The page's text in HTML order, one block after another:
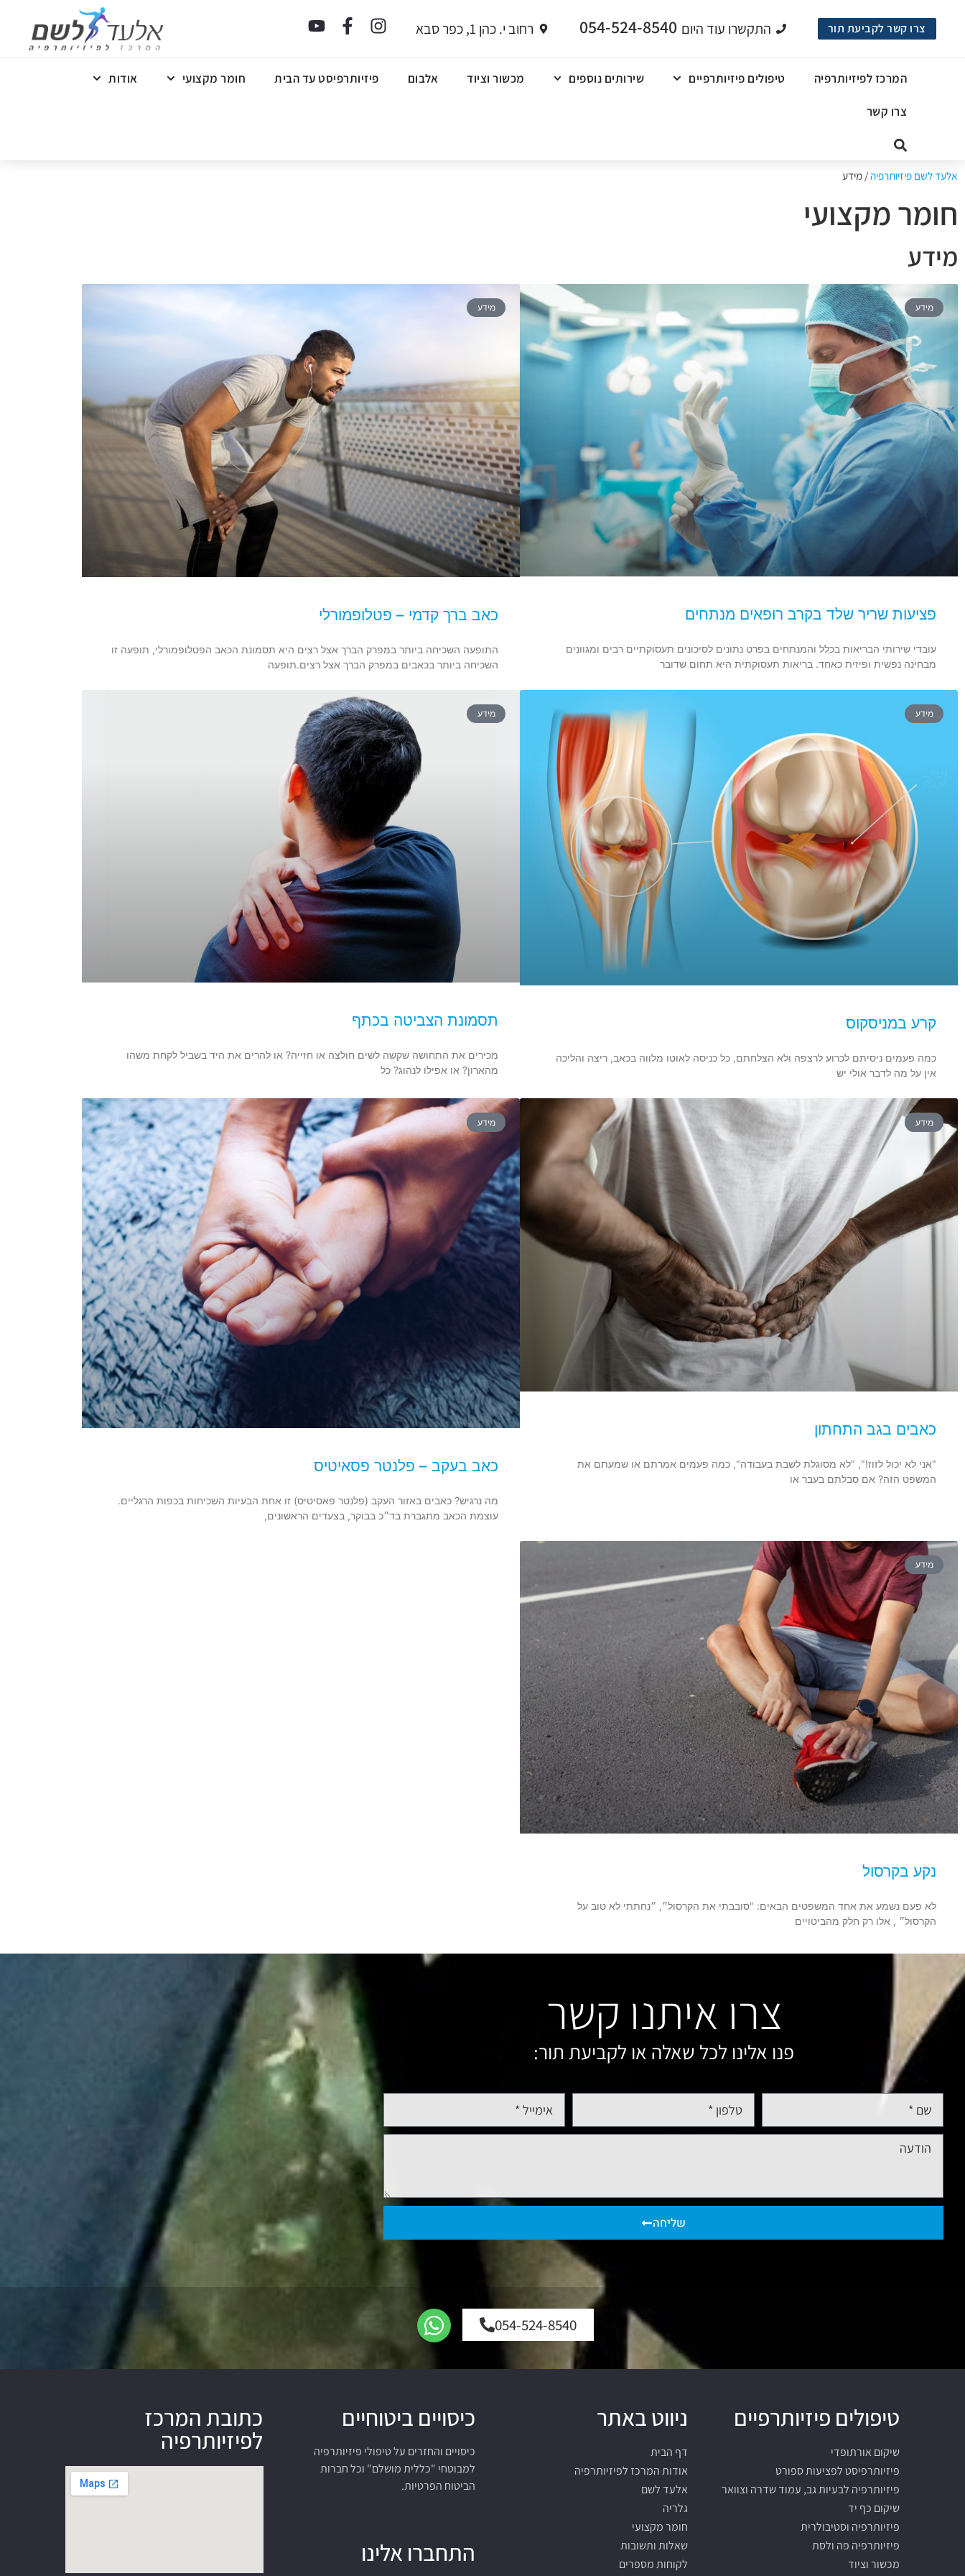
צרו קשר לקביעת תור התקשרו עוד היום 054-524-8540 רחוב י. כהן 1, כפר סבא
המרכז לפיזיותרפיה טיפולים פיזיותרפיים שירותים נוספים מכשור וציוד אלבום פיזיותרפיסט עד הבית חומר מקצועי אודות
צרו קשר
אלעד לשם פיזיותרפיה/ מידע
חומר מקצועי
מידע
מידע
פציעות שריר שלד בקרב רופאים מנתחים
עובדי שירותי הבריאות בכלל והמנתחים בפרט נתונים לסיכונים תעסוקתיים רבים ומגוונים
מבחינה נפשית ופיזית כאחד. בריאות תעסוקתית היא תחום שדובר
מידע
כאב ברך קדמי – פטלופמורלי
התופעה השכיחה ביותר במפרק הברך אצל רצים היא תסמונת הכאב הפטלופמורלי, תופעה זו
השכיחה ביותר בכאבים במפרק הברך אצל רצים.תופעה
מידע
קרע במניסקוס
כמה פעמים ניסיתם לכרוע לרצפה ולא הצלחתם, כל כניסה לאוטו מלווה בכאב, ריצה והליכה
אין על מה לדבר אולי יש
מידע
תסמונת הצביטה בכתף
מכירים את התחושה שקשה לשים חולצה או חזייה? או להרים את היד בשביל לקחת משהו
מהארון? או אפילו לנהוג? כל
מידע
כאבים בגב התחתון
"אני לא יכול לזוז!", "לא מסוגלת לשבת בעבודה", כמה פעמים אמרתם או שמעתם את
המשפט הזה? אם סבלתם בעבר או
מידע
כאב בעקב – פלנטר פסאיטיס
מה נרגיש? כאבים באזור העקב (פלנטר פאסיטיס) זו אחת הבעיות השכיחות בכפות הרגליים.
עוצמת הכאב מתגברת בד״כ בבוקר, בצעדים הראשונים,
מידע
נקע בקרסול
לא פעם נשמע את אחד המשפטים הבאים: "סובבתי את הקרסול״, ״נחתתי לא טוב על
הקרסול״ , אלו רק חלק מהביטויים
צרו איתנו קשר
פנו אלינו לכל שאלה או לקביעת תור:
שליחה
054-524-8540
טיפולים פיזיותרפיים
שיקום אורתופדי
פיזיותרפיסט לפציעות ספורט
פיזיותרפיה לבעיות גב, עמוד שדרה וצוואר
שיקום כף יד
פיזיותרפיה וסטיבולרית
פיזיותרפיה פה ולסת
מכשור וציוד
ניווט באתר
דף הבית
אודות המרכז לפיזיותרפיה
אלעד לשם
גלריה
חומר מקצועי
שאלות ותשובות
לקוחות מספרים
כיסויים ביטוחיים
כיסויים והחזרים על טיפולי פיזיותרפיה
למבוטחי "כללית מושלם" וכל חברות
הביטוח הפרטיות.
התחברו אלינו
כתובת המרכז
לפיזיותרפיה